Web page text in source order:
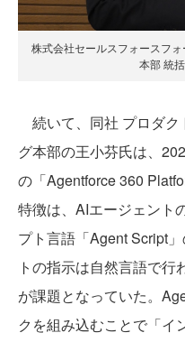
株式会社セールスフォースフ
本部 統
続いて、同社 プロダク
グ本部の王小芬氏は、
の「Agentforce 360
特徴は、AIエージェント
プト言語「Agent Script
トの指示は自然言語で行
が課題となっていた。
クを組み込むことで「イ